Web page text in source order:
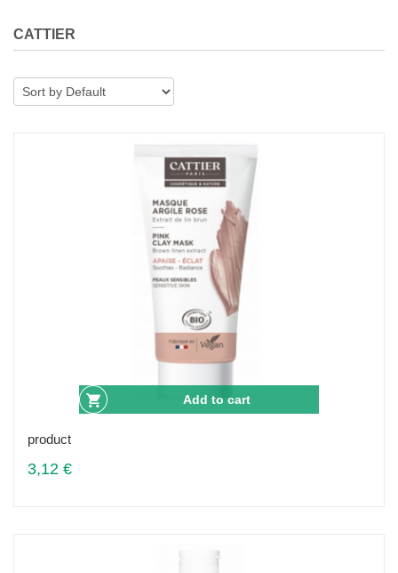
CATTIER
Add to cart
product
3,12 €